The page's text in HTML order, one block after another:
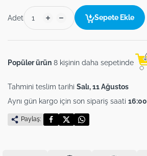
Adet Sepete Ekle
Popüler ürün 8 kişinin daha sepetinde
Tahmini teslim tarihi Salı, 11 Ağustos
Aynı gün kargo için son sipariş saati 16:00
Paylaş: